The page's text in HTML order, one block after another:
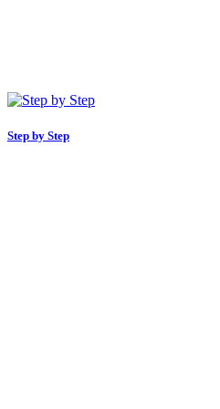
Step by Step